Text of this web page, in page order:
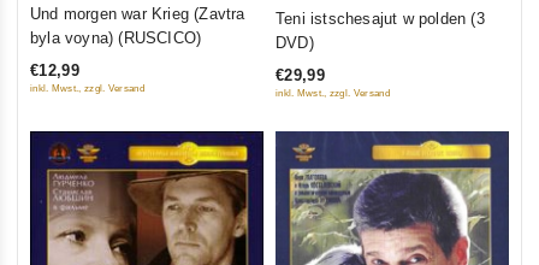
5
Und morgen war Krieg (Zavtra
byla voyna) (RUSCICO)
€12,99
inkl. Mwst., zzgl. Versand
Teni istschesajut w polden (3
DVD)
€29,99
inkl. Mwst., zzgl. Versand